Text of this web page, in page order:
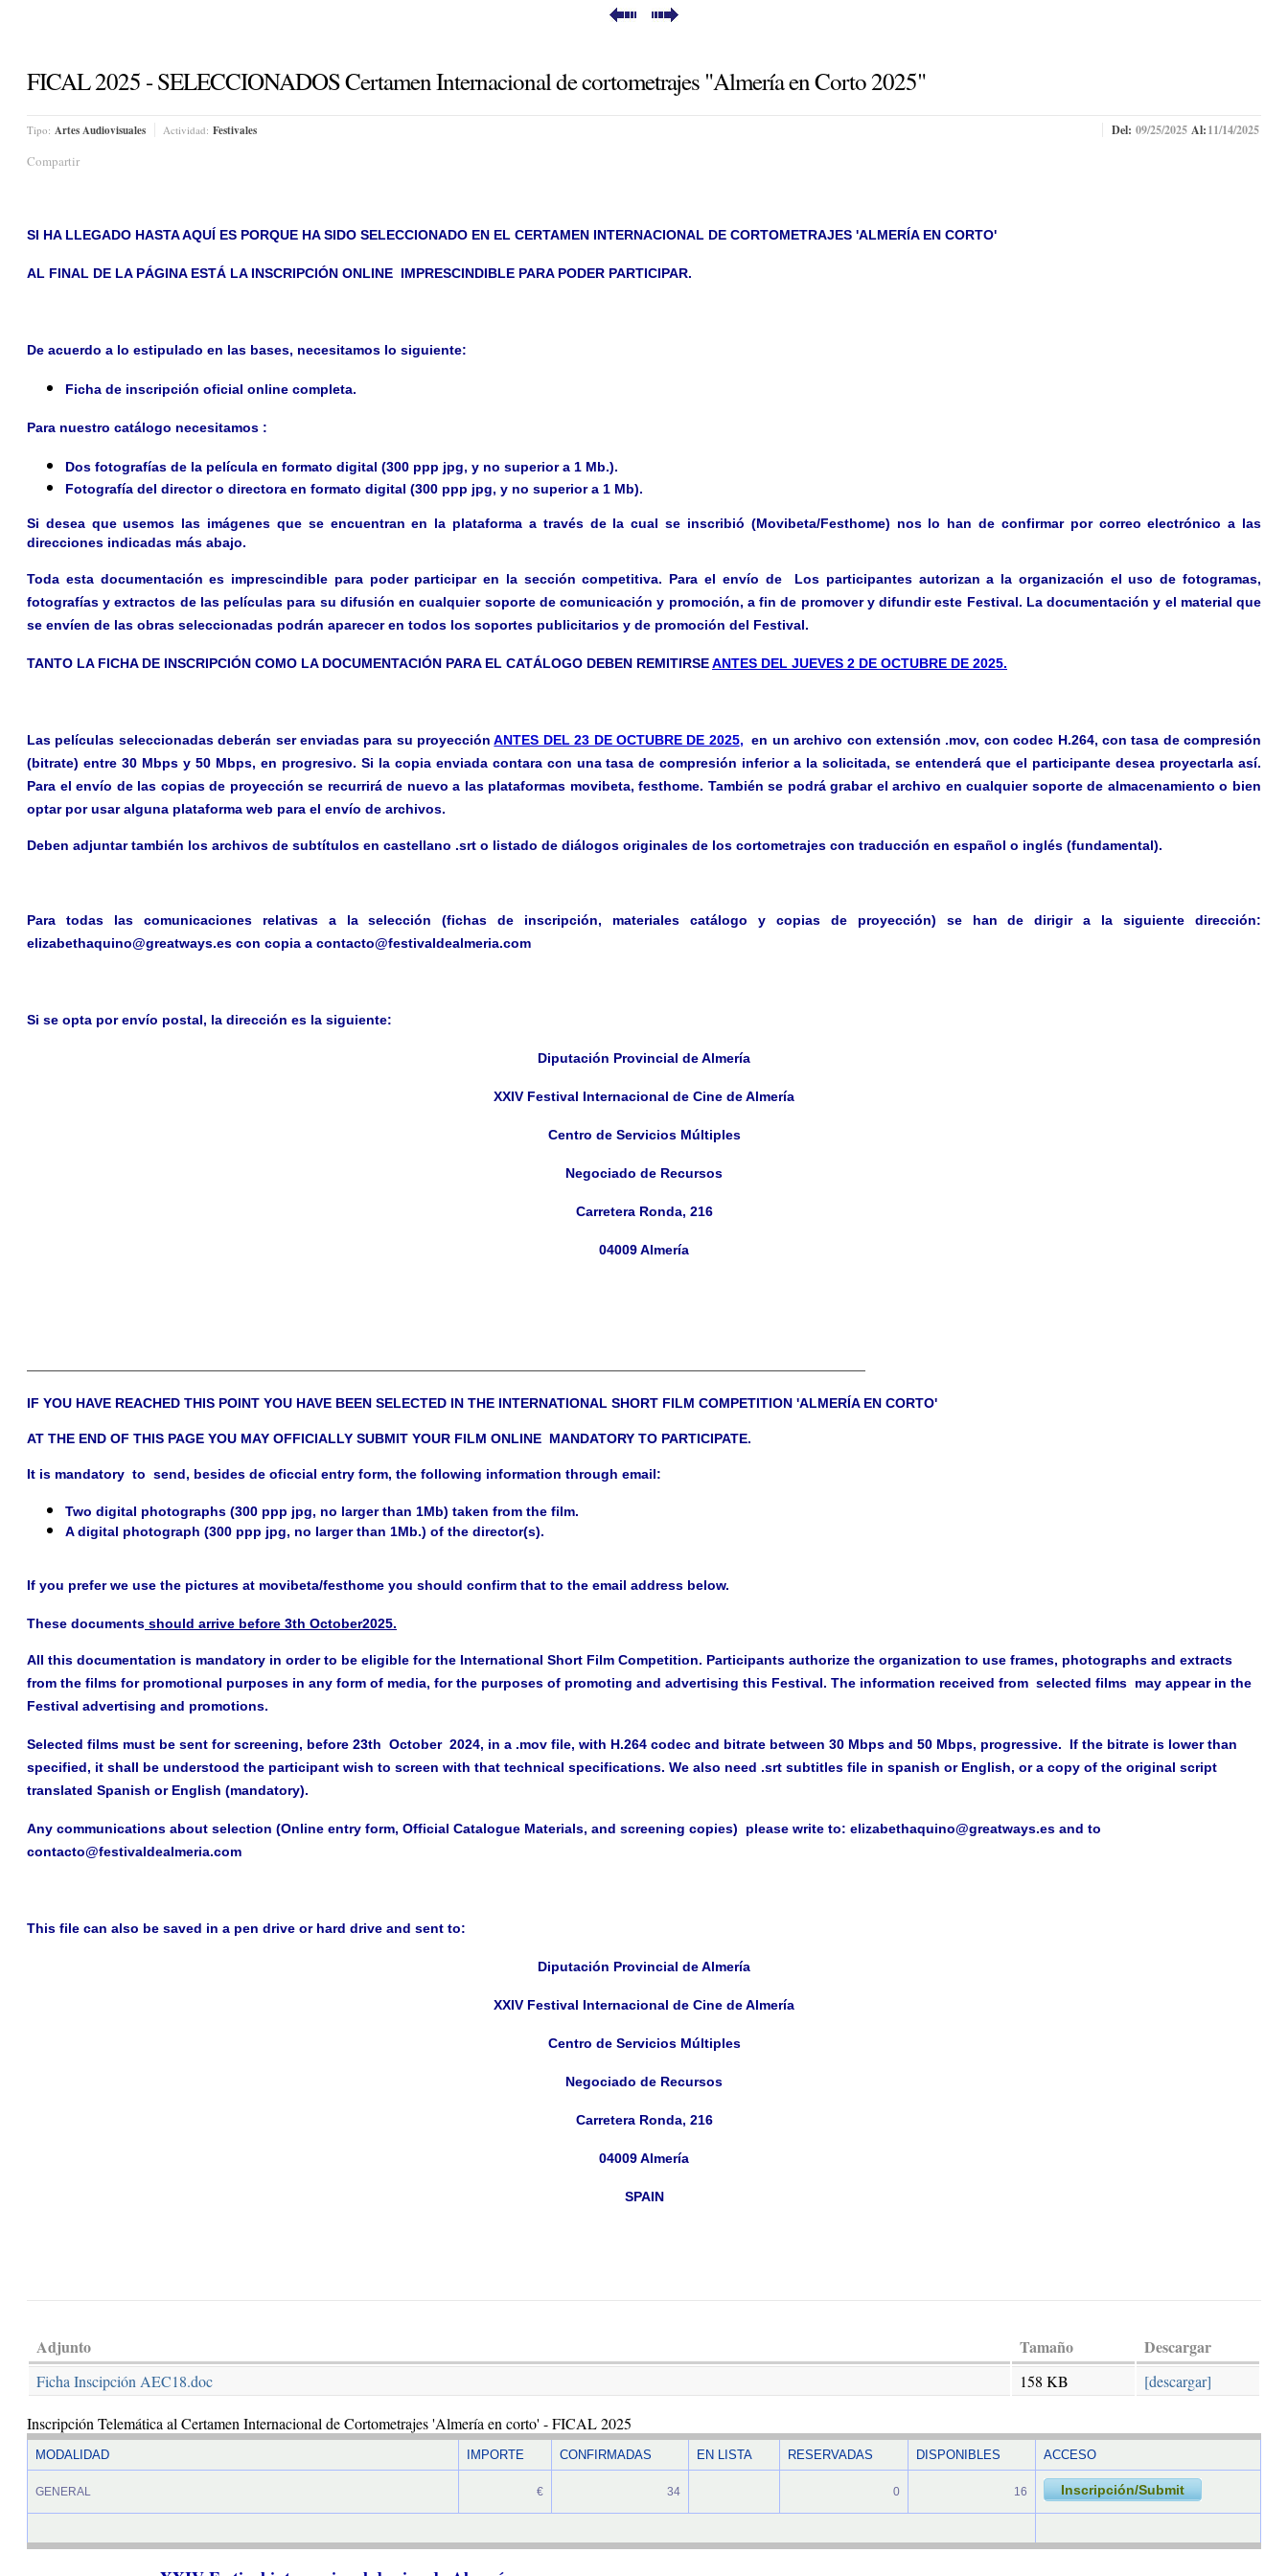
FICAL 2025 - SELECCIONADOS Certamen Internacional de cortometrajes "Almería en Corto 2025"
Tipo: Artes Audiovisuales Actividad: Festivales Del: 09/25/2025 Al:11/14/2025
Compartir
SI HA LLEGADO HASTA AQUÍ ES PORQUE HA SIDO SELECCIONADO EN EL CERTAMEN INTERNACIONAL DE CORTOMETRAJES 'ALMERÍA EN CORTO'
AL FINAL DE LA PÁGINA ESTÁ LA INSCRIPCIÓN ONLINE IMPRESCINDIBLE PARA PODER PARTICIPAR.
De acuerdo a lo estipulado en las bases, necesitamos lo siguiente:
Ficha de inscripción oficial online completa.
​Para nuestro catálogo necesitamos :
Dos fotografías de la película en formato digital (300 ppp jpg, y no superior a 1 Mb.).
Fotografía del director o directora en formato digital (300 ppp jpg, y no superior a 1 Mb).
Si desea que usemos las imágenes que se encuentran en la plataforma a través de la cual se inscribió (Movibeta/Festhome) nos lo han de confirmar por correo electrónico a las
direcciones indicadas más abajo.
Toda esta documentación es imprescindible para poder participar en la sección competitiva. Para el envío de Los participantes autorizan a la organización el uso de fotogramas,
fotografías y extractos de las películas para su difusión en cualquier soporte de comunicación y promoción, a fin de promover y difundir este Festival. La documentación y el material que
se envíen de las obras seleccionadas podrán aparecer en todos los soportes publicitarios y de promoción del Festival.
TANTO LA FICHA DE INSCRIPCIÓN COMO LA DOCUMENTACIÓN PARA EL CATÁLOGO DEBEN REMITIRSEANTES DEL JUEVES 2 DE OCTUBRE DE 2025.
Las películas seleccionadas deberán ser enviadas para su proyecciónANTES DEL 23 DE OCTUBRE DE 2025, en unarchivo con extensión .mov, con codec H.264, con tasa de compresión
(bitrate) entre 30 Mbps y 50 Mbps, en progresivo. Si la copia enviada contara con una tasa de compresión inferior a la solicitada, se entenderá que el participante desea proyectarla así.
Para el envío de las copias de proyección se recurrirá de nuevo a las plataformas movibeta, festhome. También se podrá grabar elarchivo en cualquier soporte de almacenamiento o bien
optar por usar alguna plataforma web para el envío de archivos.
Deben adjuntar también los archivos de subtítulos en castellano .srt o listado de diálogos originales de los cortometrajes con traducción en español o inglés (fundamental).
Para todas las comunicaciones relativas a la selección (fichas de inscripción, materiales catálogo y copias de proyección) se han de dirigir a la siguiente dirección:
elizabethaquino@greatways.es con copia a contacto@festivaldealmeria.com
Si se opta por envío postal, la dirección es la siguiente:
Diputación Provincial de Almería
XXIV Festival Internacional de Cine de Almería
Centro de Servicios Múltiples
Negociado de Recursos
Carretera Ronda, 216
04009 Almería
IF YOU HAVE REACHED THIS POINT YOU HAVE BEEN SELECTED IN THE INTERNATIONAL SHORT FILM COMPETITION 'ALMERÍA EN CORTO'
AT THE END OF THIS PAGE YOU MAY OFFICIALLY SUBMIT YOUR FILM ONLINE MANDATORY TO PARTICIPATE.
It is mandatory to send, besides de oficcial entry form, the following information through email:
Two digital photographs (300 ppp jpg, no larger than 1Mb) taken from the film.
A digital photograph (300 ppp jpg, no larger than 1Mb.) of the director(s).
If you prefer we use the pictures at movibeta/festhome you should confirm that to the email address below.
These documents should arrive before 3th October2025.
All this documentation is mandatory in order to be eligible for the International Short Film Competition. Participants authorize the organization to use frames, photographs and extracts
from the films for promotional purposes in any form of media, for the purposes of promoting and advertising this Festival. The information received from selected films may appear in the
Festival advertising and promotions.
Selected films must be sent for screening, before 23th October 2024, in a .mov file, with H.264 codec and bitrate between 30 Mbps and 50 Mbps, progressive. If the bitrate is lower than
specified, it shall be understood the participant wish to screen with that technical specifications. We also need .srt subtitles file in spanish or English, or a copy of the original script
translated Spanish or English (mandatory).
Any communications about selection (Online entry form, Official Catalogue Materials, and screening copies) please write to: elizabethaquino@greatways.es and to
contacto@festivaldealmeria.com
This file can also be saved in a pen drive or hard drive and sent to:
Diputación Provincial de Almería
XXIV Festival Internacional de Cine de Almería
Centro de Servicios Múltiples
Negociado de Recursos
Carretera Ronda, 216
04009 Almería
SPAIN
Adjunto Tamaño Descargar
Ficha Inscipción AEC18.doc 158 KB [descargar]
Inscripción Telemática al Certamen Internacional de Cortometrajes 'Almería en corto' - FICAL 2025
MODALIDAD IMPORTE CONFIRMADAS EN LISTA RESERVADAS DISPONIBLES ACCESO
GENERAL € 34 0 16 Inscripción/Submit